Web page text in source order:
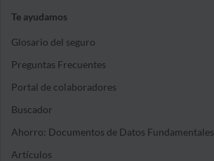
Te ayudamos
Glosario del seguro
Preguntas Frecuentes
Portal de colaboradores
Buscador
Ahorro: Documentos de Datos Fundamentales
Artículos